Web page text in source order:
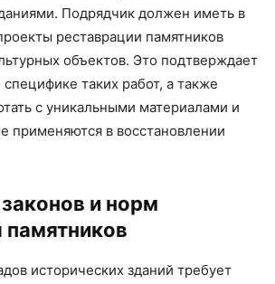
Подрядчик должен иметь в
реставрации памятников
объектов. Это подтверждает
таких работ, а также
с уникальными материалами и
применяются в восстановлении
и норм
памятников
исторических зданий требует